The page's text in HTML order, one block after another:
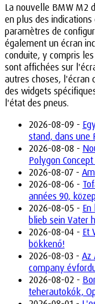
La nouvelle BMW M2
en plus des
paramètres de
également un écran
conduite, y compris
sont affichées sur
autres choses, l'écran
des widgets
l'état des pneus.
2026-08-09 -
stand, dans une
2026-08-08 -
Polygon
2026-08-07 -
2026-08-06 -
années 90,
2026-08-05 -
blieb sein Vater
2026-08-04 - Et
bökkenő!
2026-08-03 - Az
company
2026-08-02 -
teherautokók,